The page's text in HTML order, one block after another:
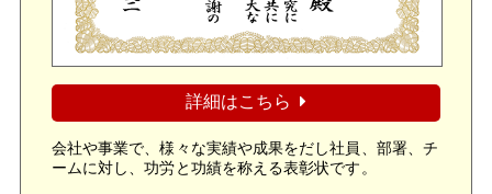
詳細はこちら
会社や事業で、様々な実績や成果をだし社員、部署、チ
ームに対し、功労と功績を称える表彰状です。